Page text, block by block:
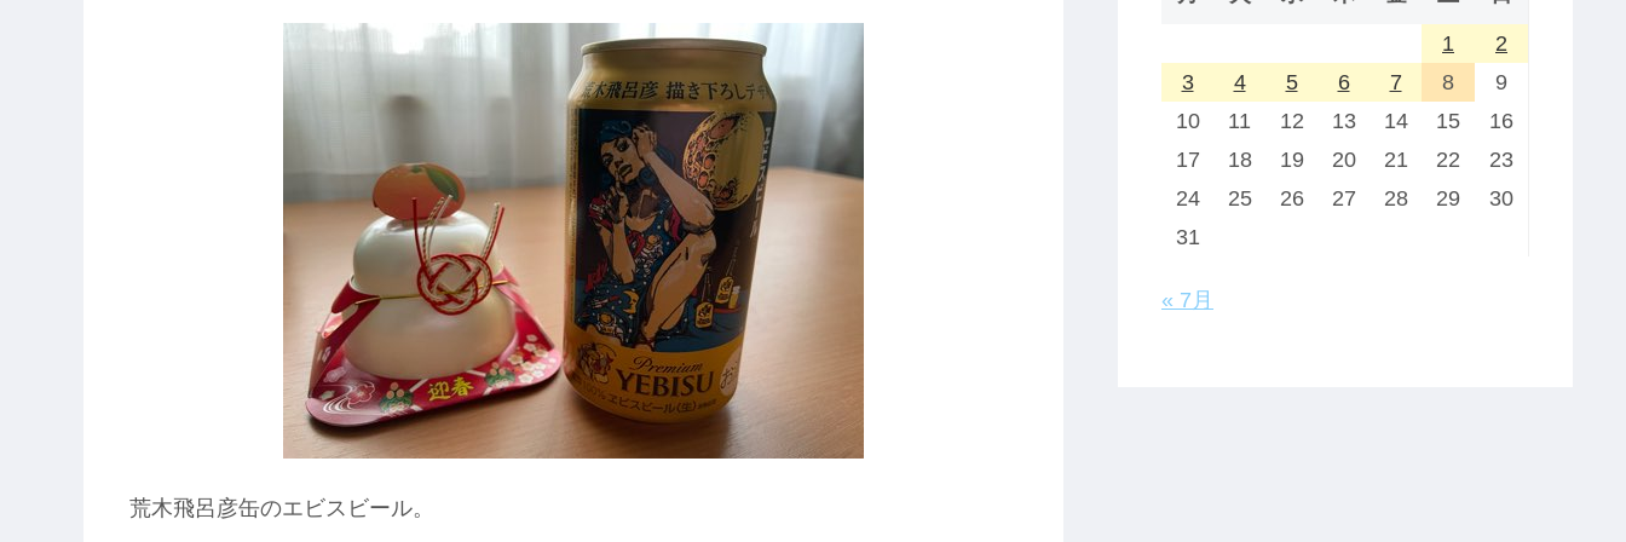
荒木飛呂彦缶のエビスビール。
1
2
3
4 5 6 7 8
9
10
11 12 13 14 15
16
17
18 19 20 21 22
23
24
25 26 27 28 29
30
31
« 7月